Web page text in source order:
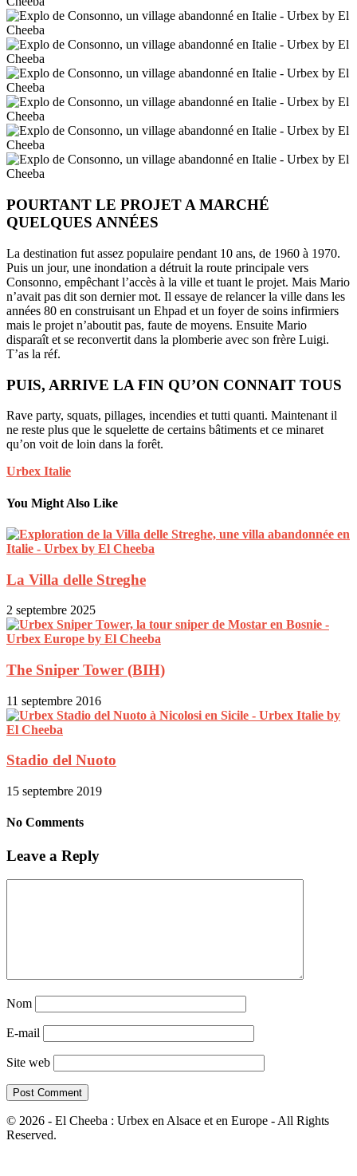
POURTANT LE PROJET A MARCHÉ
QUELQUES ANNÉES
La destination fut assez populaire pendant 10 ans, de 1960 à 1970.
Puis un jour, une inondation a détruit la route principale vers
Consonno, empêchant l’accès à la ville et tuant le projet. Mais Mario
n’avait pas dit son dernier mot. Il essaye de relancer la ville dans les
années 80 en construisant un Ehpad et un foyer de soins infirmiers
mais le projet n’aboutit pas, faute de moyens. Ensuite Mario
disparaît et se reconvertit dans la plomberie avec son frère Luigi.
T’as la réf.
PUIS, ARRIVE LA FIN QU’ON CONNAIT TOUS
Rave party, squats, pillages, incendies et tutti quanti. Maintenant il
ne reste plus que le squelette de certains bâtiments et ce minaret
qu’on voit de loin dans la forêt.
Urbex Italie
You Might Also Like
La Villa delle Streghe
2 septembre 2025
The Sniper Tower (BIH)
11 septembre 2016
Stadio del Nuoto
15 septembre 2019
No Comments
Leave a Reply
Nom
E-mail
Site web
© 2026 - El Cheeba : Urbex en Alsace et en Europe - All Rights
Reserved.